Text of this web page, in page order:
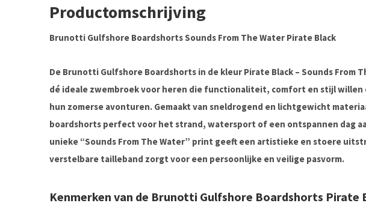
Productomschrijving
Brunotti Gulfshore Boardshorts Sounds From The Water Pirate Black
De Brunotti Gulfshore Boardshorts in de kleur Pirate Black – Sounds From
dé ideale zwembroek voor heren die functionaliteit, comfort en stijl willen
hun zomerse avonturen. Gemaakt van sneldrogend en lichtgewicht
boardshorts perfect voor het strand, watersport of een ontspannen dag
unieke “Sounds From The Water” print geeft een artistieke en stoere
verstelbare tailleband zorgt voor een persoonlijke en veilige pasvorm.
Kenmerken van de Brunotti Gulfshore Boardshorts Pirate